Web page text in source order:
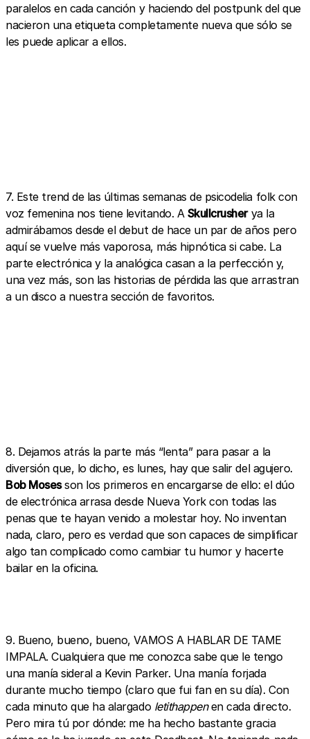
paralelos en cada canción y haciendo del postpunk del que
nacieron una etiqueta completamente nueva que sólo se
les puede aplicar a ellos.
7. Este trend de las últimas semanas de psicodelia folk con
voz femenina nos tiene levitando. A Skullcrusherya la
admirábamos desde el debut de hace un par de años pero
aquí se vuelve más vaporosa, más hipnótica si cabe. La
parte electrónica y la analógica casan a la perfección y,
una vez más, son las historias de pérdida las que arrastran
a un disco a nuestra sección de favoritos.
8. Dejamos atrás la parte más “lenta” para pasar a la
diversión que, lo dicho, es lunes, hay que salir del agujero.
Bob Mosesson los primeros en encargarse de ello: el dúo
de electrónica arrasa desde Nueva York con todas las
penas que te hayan venido a molestar hoy. No inventan
nada, claro, pero es verdad que son capaces de simplificar
algo tan complicado como cambiar tu humor y hacerte
bailar en la oficina.
9. Bueno, bueno, bueno, VAMOS A HABLAR DE TAME
IMPALA. Cualquiera que me conozca sabe que le tengo
una manía sideral a Kevin Parker. Una manía forjada
durante mucho tiempo (claro que fui fan en su día). Con
cada minuto que ha alargado letithappenen cada directo.
Pero mira tú por dónde: me ha hecho bastante gracia